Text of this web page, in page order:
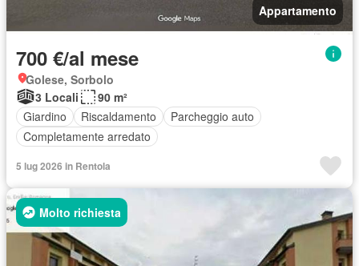
Appartamento
700 €/al mese
Golese, Sorbolo
3 Locali
90 m²
Giardino
Riscaldamento
Parcheggio auto
Completamente arredato
5 lug 2026 in Rentola
Molto richiesta